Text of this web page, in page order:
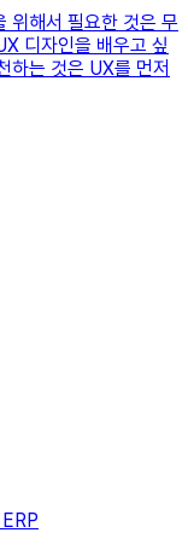
위해서 필요한 것은 무
디자인을 배우고 싶
하는 것은 UX를 먼저